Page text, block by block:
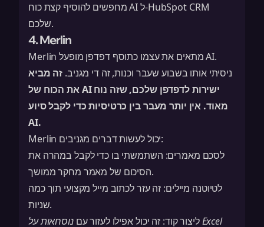
מחפשים להוסיף קצת כוח AI ל-HubSpot CRM
שלכם.
4. Merlin
Merlin מתאים את עצמו כתוסף דפדפן מופעל AI.
ניסיתי אותו בשבוע שעבר וכנות, זה די מגניב. זה מביא
את הכוח של AI ישירות לדפדפן שלכם, שזה נוח
מאוד. אין יותר מעבר בין כרטיסיות כדי לקבל סיוע
AI.
Merlin יכול לעשות דברים מגניבים:
לסכם מאמרים: השתמשתי בו כדי לקבל במהרה את
הסיכום של מאמר מחקר ממושך.
לטיוטנה מיילים: זה עזר לכתוב מייל מקצועי תוך כמה
שניות.
ליצור קוד: זה יכול אפילו לעזור עםנוסחאות על Excel